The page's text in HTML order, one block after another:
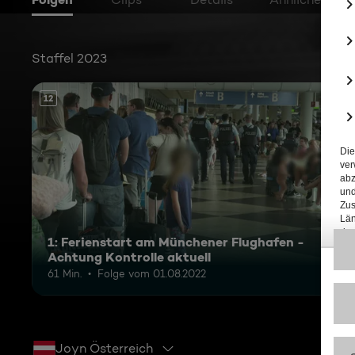
Staffel 2023
12
1: Ferienstart am Münchener Flughafen -
Achtung Kontrolle aktuell
61 Min. Folge vom 01.08.2022
Joyn Österreich